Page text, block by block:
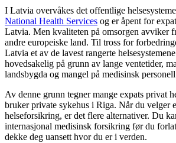
I Latvia overvåkes det offentlige
National Health Services og er åpent for
Latvia. Men kvaliteten på omsorgen avviker
andre europeiske land. Til tross for
Latvia et av de lavest rangerte
hovedsakelig på grunn av lange ventetider,
landsbygda og mangel på medisinsk
Av denne grunn tegner mange expats privat
bruker private sykehus i Riga. Når du velger
helseforsikring, er det flere alternativer. Du
internasjonal medisinsk forsikring før du
dekke deg uansett hvor du er i verden.